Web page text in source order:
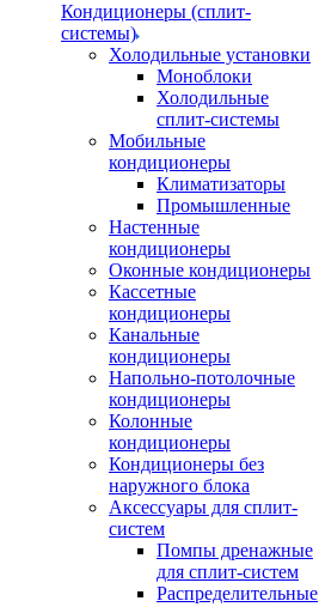
Кондиционеры (сплит-
системы)
Холодильные установки
Моноблоки
Холодильные
сплит-системы
Мобильные
кондиционеры
Климатизаторы
Промышленные
Настенные
кондиционеры
Оконные кондиционеры
Кассетные
кондиционеры
Канальные
кондиционеры
Напольно-потолочные
кондиционеры
Колонные
кондиционеры
Кондиционеры без
наружного блока
Аксессуары для сплит-
систем
Помпы дренажные
для сплит-систем
Распределительные